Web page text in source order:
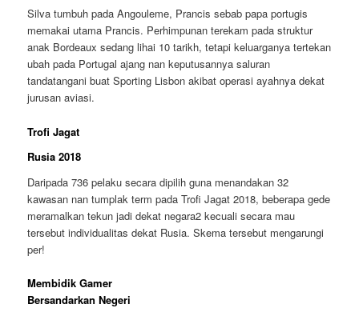
Silva tumbuh pada Angouleme, Prancis sebab papa portugis
memakai utama Prancis. Perhimpunan terekam pada struktur
anak Bordeaux sedang lihai 10 tarikh, tetapi keluarganya tertekan
ubah pada Portugal ajang nan keputusannya saluran
tandatangani buat Sporting Lisbon akibat operasi ayahnya dekat
jurusan aviasi.
Trofi Jagat
Rusia 2018
Daripada 736 pelaku secara dipilih guna menandakan 32
kawasan nan tumplak term pada Trofi Jagat 2018, beberapa gede
meramalkan tekun jadi dekat negara2 kecuali secara mau
tersebut individualitas dekat Rusia. Skema tersebut mengarungi
per!
Membidik Gamer
Bersandarkan Negeri